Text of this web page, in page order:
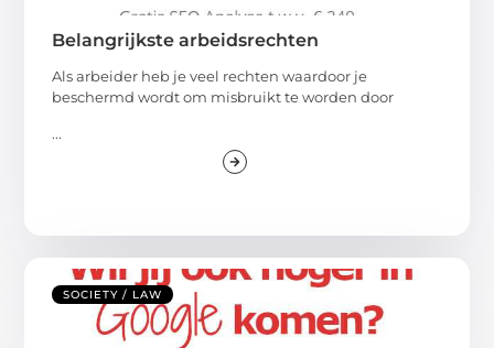
Belangrijkste arbeidsrechten
Als arbeider heb je veel rechten waardoor je
beschermd wordt om misbruikt te worden door
...
SOCIETY / LAW